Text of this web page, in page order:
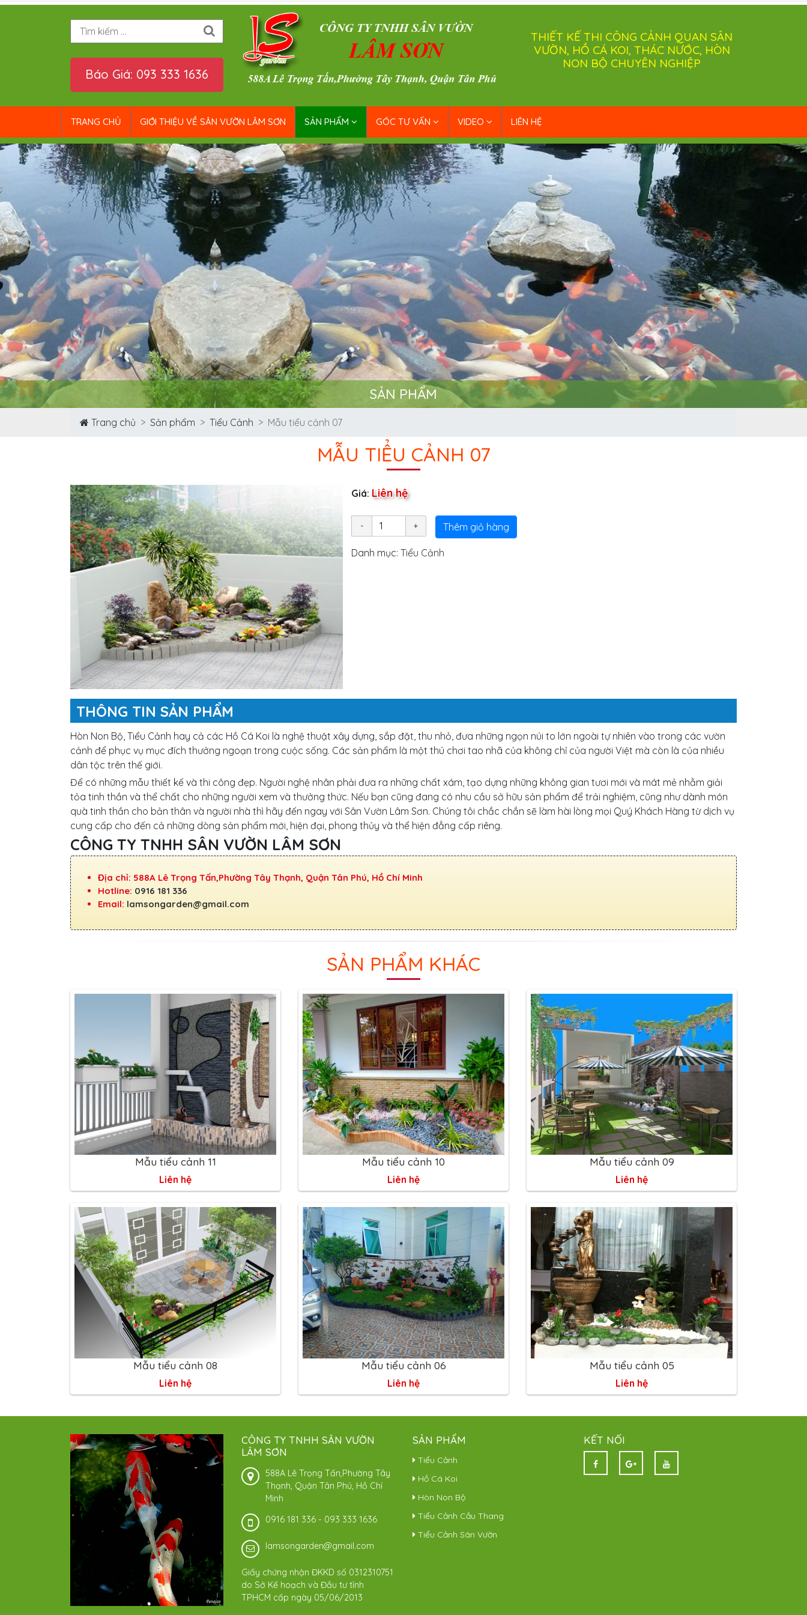
Tìm kiếm
Báo Giá: 093 333 1636
THIẾT KẾ THI CÔNG CẢNH QUAN SÂN
VƯỜN, HỒ CÁ KOI, THÁC NƯỚC, HÒN
NON BỘ CHUYÊN NGHIỆP
TRANG CHỦ GIỚI THIỆU VỀ SÂN VƯỜN LÂM SƠN SẢN PHẨM GÓC TƯ VẤN VIDEO LIÊN HỆ
SẢN PHẨM
Trang chủ Sản phẩm Tiểu Cảnh Mẫu tiểu cảnh 07
MẪU TIỂU CẢNH 07
Giá: Liên hệ
Thêm giỏ hàng
Danh mục:Tiểu Cảnh
THÔNG TIN SẢN PHẨM
Hòn Non Bộ, Tiểu Cảnh hay cả các Hồ Cá Koi là nghệ thuật xây dựng, sắp đặt, thu nhỏ, đưa những ngọn núi to lớn ngoài tự nhiên vào trong các vườn
cảnh để phục vụ mục đích thưởng ngoạn trong cuộc sống. Các sản phẩm là một thú chơi tao nhã của không chỉ của người Việt mà còn là của nhiều
dân tộc trên thế giới.
Để có những mẫu thiết kế và thi công đẹp. Người nghệ nhân phải đưa ra những chất xám, tạo dựng những không gian tươi mới và mát mẻ nhằm giải
tỏa tinh thần và thể chất cho những người xem và thưởng thức. Nếu bạn cũng đang có nhu cầu sở hữu sản phẩm để trải nghiệm, cũng như dành món
quà tinh thần cho bản thân và người nhà thì hãy đến ngay với Sân Vườn Lâm Sơn. Chúng tôi chắc chắn sẽ làm hài lòng mọi Quý Khách Hàng từ dịch vụ
cung cấp cho đến cả những dòng sản phẩm mới, hiện đại, phong thủy và thể hiện đẳng cấp riêng.
CÔNG TY TNHH SÂN VƯỜN LÂM SƠN
Địa chỉ: 588A Lê Trọng Tấn,Phường Tây Thạnh, Quận Tân Phú, Hồ Chí Minh
Hotline: 0916 181 336
Email: lamsongarden@gmail.com
SẢN PHẨM KHÁC
Mẫu tiểu cảnh 11
Liên hệ
Mẫu tiểu cảnh 10
Liên hệ
Mẫu tiểu cảnh 09
Liên hệ
Mẫu tiểu cảnh 08
Liên hệ
Mẫu tiểu cảnh 06
Liên hệ
Mẫu tiểu cảnh 05
Liên hệ
CÔNG TY TNHH SÂN VƯỜN
LÂM SƠN
588A Lê Trọng Tấn,Phường Tây
Thạnh, Quận Tân Phú, Hồ Chí
Minh
0916 181 336 - 093 333 1636
lamsongarden@gmail.com
Giấy chứng nhận ĐKKD số 0312310751
do Sở Kế hoạch và Đầu tư tỉnh
TPHCM cấp ngày 05/06/2013
SẢN PHẨM
Tiểu Cảnh
Hồ Cá Koi
Hòn Non Bộ
Tiểu Cảnh Cầu Thang
Tiểu Cảnh Sân Vườn
KẾT NỐI